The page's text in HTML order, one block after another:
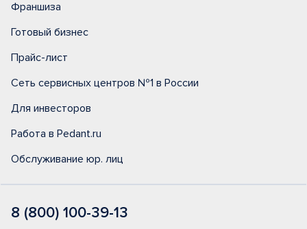
Франшиза
Готовый бизнес
Прайс-лист
Сеть сервисных центров №1 в России
Для инвесторов
Работа в Pedant.ru
Обслуживание юр. лиц
8 (800) 100-39-13